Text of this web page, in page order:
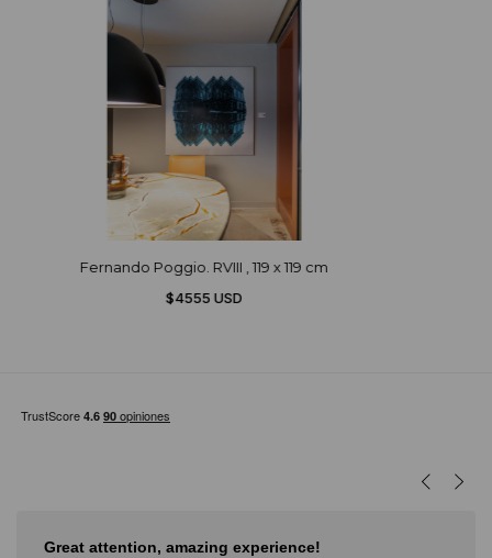
Fernando Poggio. RVIII , 119 x 119 cm
$4555 USD
Great attention, amazing experience!